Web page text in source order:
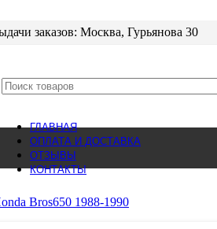
заказов: Москва, Гурьянова 30
ГЛАВНАЯ
ОПЛАТА И ДОСТАВКА
ОТЗЫВЫ
КОНТАКТЫ